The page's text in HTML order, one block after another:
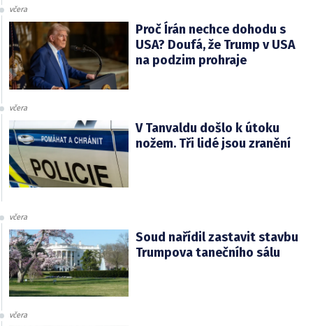
včera
Proč Írán nechce dohodu s
USA? Doufá, že Trump v USA
na podzim prohraje
včera
V Tanvaldu došlo k útoku
nožem. Tři lidé jsou zranění
včera
Soud nařídil zastavit stavbu
Trumpova tanečního sálu
včera